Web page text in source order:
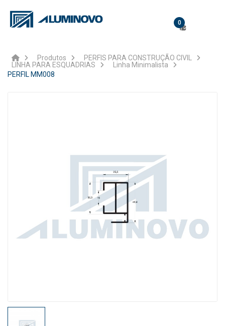
0
Produtos
PERFIS PARA CONSTRUÇÃO CIVIL
LINHA PARA ESQUADRIAS
Linha Minimalista
PERFIL MM008